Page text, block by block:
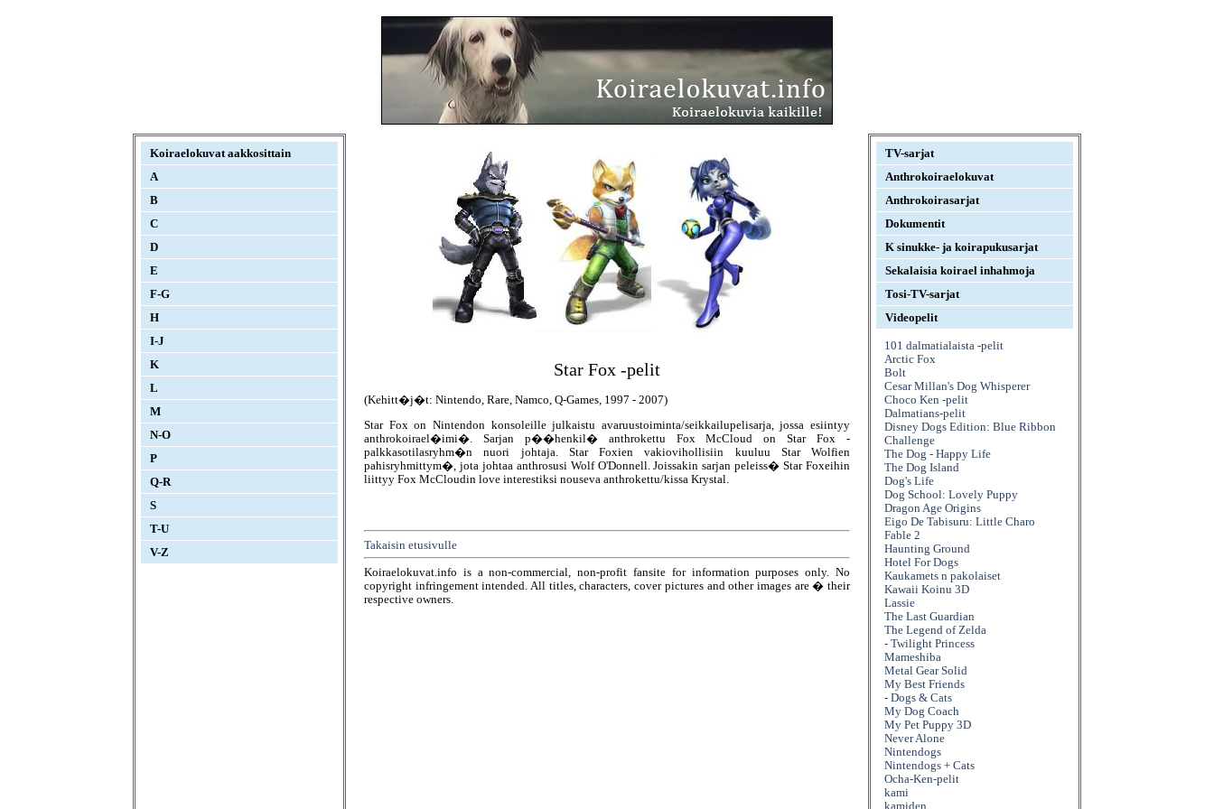
Koiraelokuvat aakkosittain
A
B
C
D
E
F-G
H
I-J
K
L
M
N-O
P
Q-R
S
T-U
V-Z
TV-sarjat
Anthrokoiraelokuvat
Anthrokoirasarjat
Dokumentit
K sinukke- ja koirapukusarjat
Sekalaisia koirael inhahmoja
Tosi-TV-sarjat
Videopelit
101 dalmatialaista -pelit
Arctic Fox
Bolt
Cesar Millan's Dog Whisperer
Choco Ken -pelit
Dalmatians-pelit
Disney Dogs Edition: Blue Ribbon
Challenge
The Dog - Happy Life
The Dog Island
Dog's Life
Dog School: Lovely Puppy
Dragon Age Origins
Eigo De Tabisuru: Little Charo
Fable 2
Haunting Ground
Hotel For Dogs
Kaukamets n pakolaiset
Kawaii Koinu 3D
Lassie
The Last Guardian
The Legend of Zelda
- Twilight Princess
Mameshiba
Metal Gear Solid
My Best Friends
- Dogs & Cats
My Dog Coach
My Pet Puppy 3D
Never Alone
Nintendogs
Nintendogs + Cats
Ocha-Ken-pelit
kami
kamiden
Star Fox -pelit
(Kehitt�j�t: Nintendo, Rare, Namco, Q-Games, 1997 - 2007)
Star Fox on Nintendon konsoleille julkaistu avaruustoiminta/seikkailupelisarja, jossa esiintyy
anthrokoirael�imi�. Sarjan p��henkil� anthrokettu Fox McCloud on Star Fox -
palkkasotilasryhm�n nuori johtaja. Star Foxien vakiovihollisiin kuuluu Star Wolfien
pahisryhmittym�, jota johtaa anthrosusi Wolf O'Donnell. Joissakin sarjan peleiss� Star Foxeihin
liittyy Fox McCloudin love interestiksi nouseva anthrokettu/kissa Krystal.
Takaisin etusivulle
Koiraelokuvat.info is a non-commercial, non-profit fansite for information purposes only. No
copyright infringement intended. All titles, characters, cover pictures and other images are � their
respective owners.